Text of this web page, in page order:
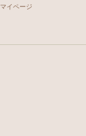
マイページ